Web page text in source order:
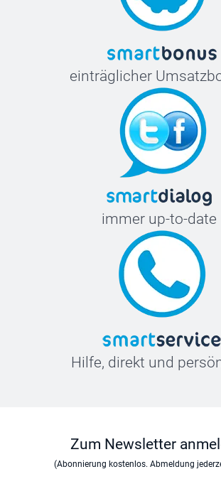
einträglicher
immer up-to-date
Hilfe, direkt und
Zum Newsletter
(Abonnierung kostenlos. Abmeldung